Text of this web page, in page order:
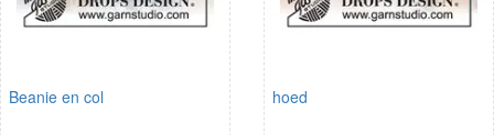
Beanie en col hoed